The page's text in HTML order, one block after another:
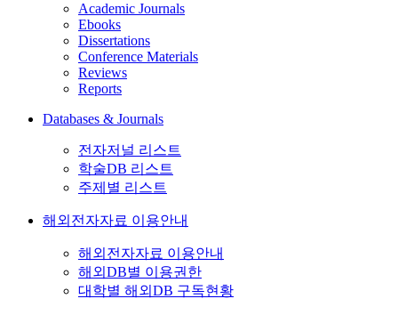
Academic Journals
Ebooks
Dissertations
Conference Materials
Reviews
Reports
Databases & Journals
전자저널 리스트
학술DB 리스트
주제별 리스트
해외전자자료 이용안내
해외전자자료 이용안내
해외DB별 이용권한
대학별 해외DB 구독현황